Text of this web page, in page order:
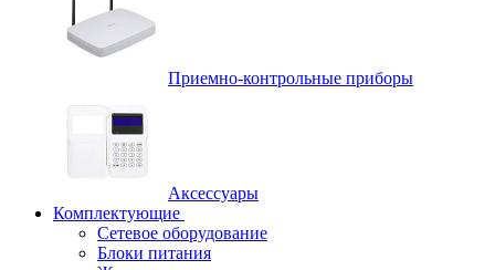
Приемно-контрольные приборы
Аксессуары
Комплектующие
Сетевое оборудование
Блоки питания